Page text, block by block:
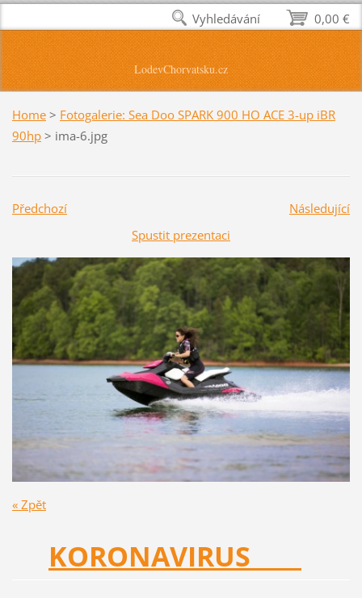
LodevChorvatsku.cz
Home > Fotogalerie: Sea Doo SPARK 900 HO ACE 3-up iBR
90hp > ima-6.jpg
Předchozí
Následující
Spustit prezentaci
« Zpět
KORONAVIRUS
0,00 €
Vyhledávání